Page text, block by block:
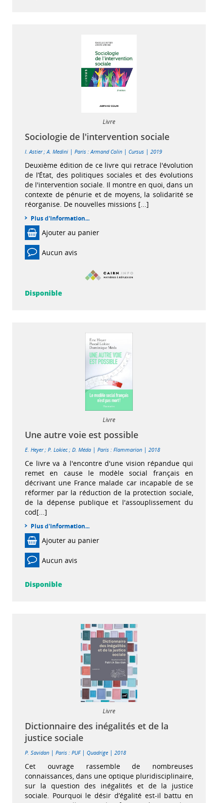
Livre
Sociologie de l'intervention sociale
I. Astier;A. Medini | Paris : Armand Colin | Cursus | 2019
Deuxième édition de ce livre qui retrace l'évolution
de l’État, des politiques sociales et des évolutions
de l'intervention sociale. Il montre en quoi, dans un
contexte de pénurie et de moyens, la solidarité se
réorganise. De nouvelles missions [...]
Plus d'information...
Ajouter au panier
Aucun avis
Disponible
Livre
Une autre voie est possible
E. Heyer; P. Lokiec ; D. Méda | Paris : Flammarion | 2018
Ce livre va à l'encontre d'une vision répandue qui
remet en cause le modèle social français en
décrivant une France malade car incapable de se
réformer par la réduction de la protection sociale,
de la dépense publique et l'assouplissement du
cod[...]
Plus d'information...
Ajouter au panier
Aucun avis
Disponible
Livre
Dictionnaire des inégalités et de la
justice sociale
P. Savidan | Paris : PUF| Quadrige | 2018
Cet ouvrage rassemble de nombreuses
connaissances, dans une optique pluridisciplinaire,
sur la question des inégalités et de la justice
sociale. Pourquoi le désir d’égalité est-il battu en